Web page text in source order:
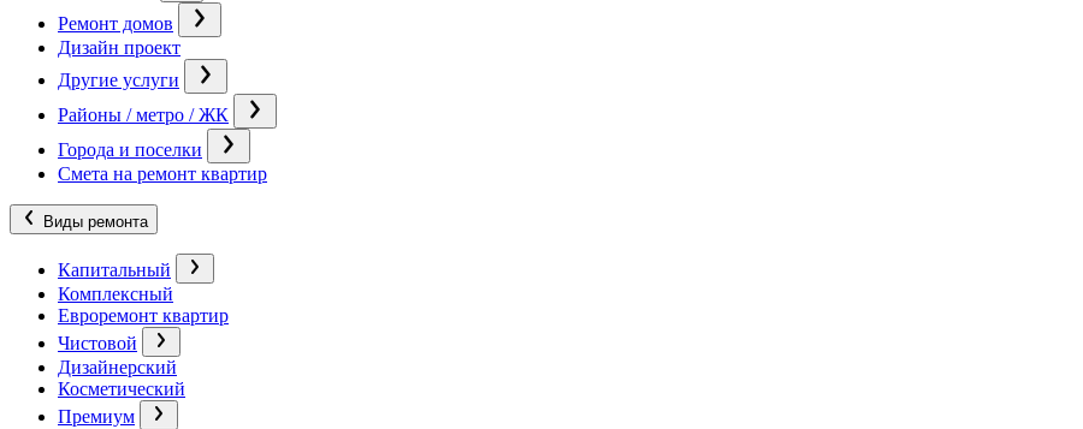
Ремонт домов
Дизайн проект
Другие услуги
Районы / метро / ЖК
Города и поселки
Смета на ремонт квартир
Виды ремонта
Капитальный
Комплексный
Евроремонт квартир
Чистовой
Дизайнерский
Косметический
Премиум